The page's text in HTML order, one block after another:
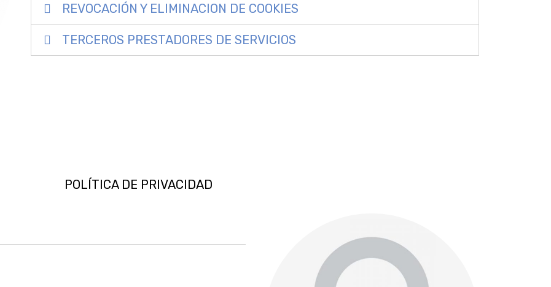
REVOCACIÓN Y ELIMINACION DE COOKIES
TERCEROS PRESTADORES DE SERVICIOS
POLÍTICA DE PRIVACIDAD